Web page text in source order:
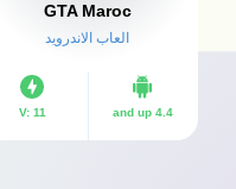
GTA Maroc
العاب الاندرويد
4.4 and up
V: 11